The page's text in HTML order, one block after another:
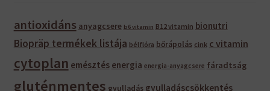
antioxidáns anyagcsere b6 vitamin B12 vitamin bionutri
Biopräp termékek listája bélflóra bőrápolás cink c vitamin
cytoplan emésztés energia energia-anyagcsere fáradtság
gluténmentes gyulladás gyulladáscsökkentés